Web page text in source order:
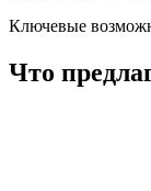
Ключевые
Что